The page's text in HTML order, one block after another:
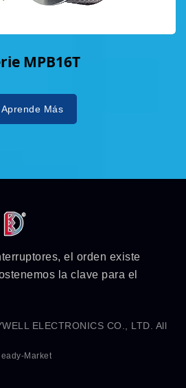
MPB16T
Aprende Más
el orden existe
la clave para el
ELECTRONICS CO., LTD. All
Market